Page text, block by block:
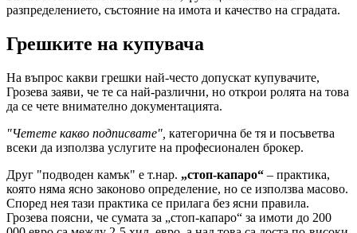
разпределението, състояние на имота и качество на сградата.
Грешките на купувача
На въпрос какви грешки най-често допускат купувачите,
Грозева заяви, че те са най-различни, но открои ролята на това
да се чете внимателно документацията.
"Четете какво подписвате", категорична бе тя и посъветва
всеки да използва услугите на професионален брокер.
Друг "подводен камък" е т.нар. „стоп-капаро“ – практика,
която няма ясно законово определение, но се използва масово.
Според нея тази практика се прилага без ясни правила.
Грозева поясни, че сумата за „стоп-капаро“ за имоти до 200